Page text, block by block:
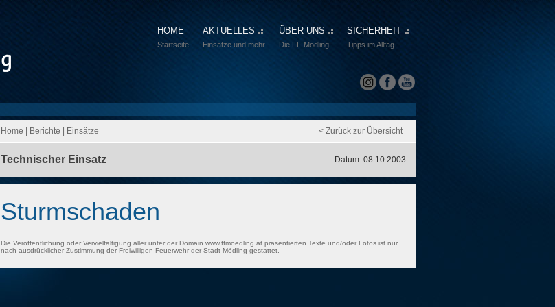
HOME
Startseite
AKTUELLES
Einsätze und mehr
ÜBER UNS
Die FF Mödling
SICHERHEIT
Tipps im Alltag
Home Berichte Einsätze < Zurück zur Übersicht
Technischer Einsatz Datum: 08.10.2003
Sturmschaden
Die Veröffentlichung oder Vervielfältigung aller unter der Domain www.ffmoedling.at präsentierten Texte und/oder Fotos ist nur
nach ausdrücklicher Zustimmung der Freiwilligen Feuerwehr der Stadt Mödling gestattet.